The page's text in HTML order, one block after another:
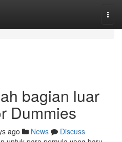
bagian luar
Dummies
ago News
Discuss